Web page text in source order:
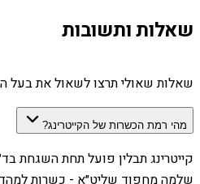
שאלות ותשובות
שאלות שאולי תרצו לשאול את בעל
מהי רמת הכשרות של הקייטרינג?
קייטרינג תבלין פועל תחת השגחת